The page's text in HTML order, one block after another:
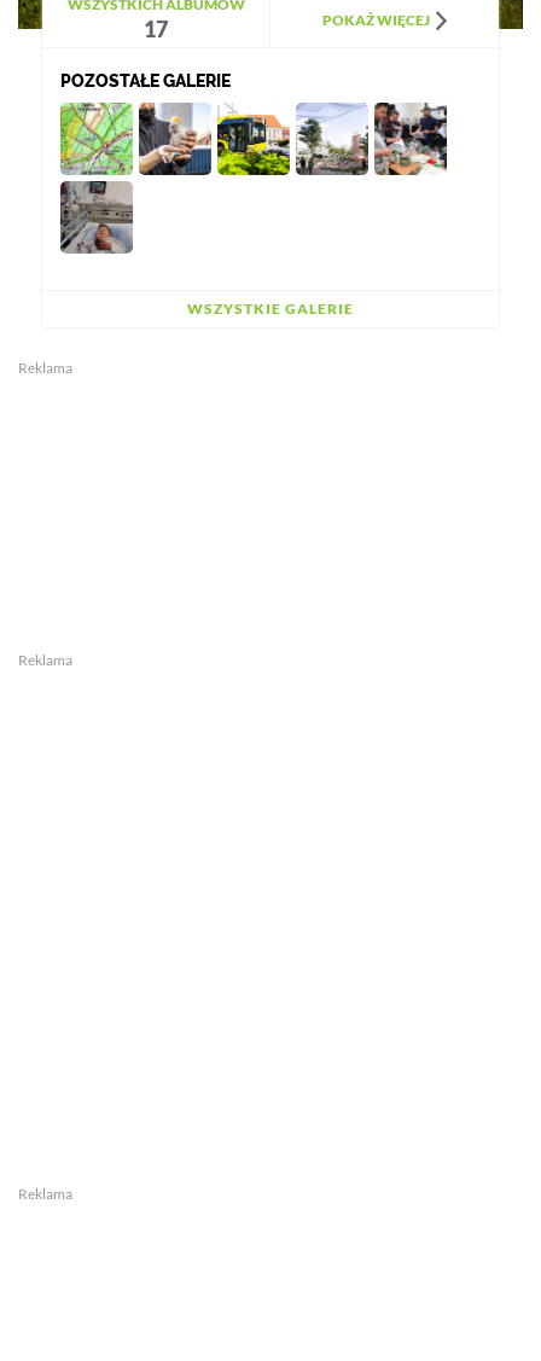
WSZYSTKICH ALBUMÓW
17 POKAŻ WIĘCEJ
POZOSTAŁE GALERIE
WSZYSTKIE GALERIE
Reklama
Reklama
Reklama